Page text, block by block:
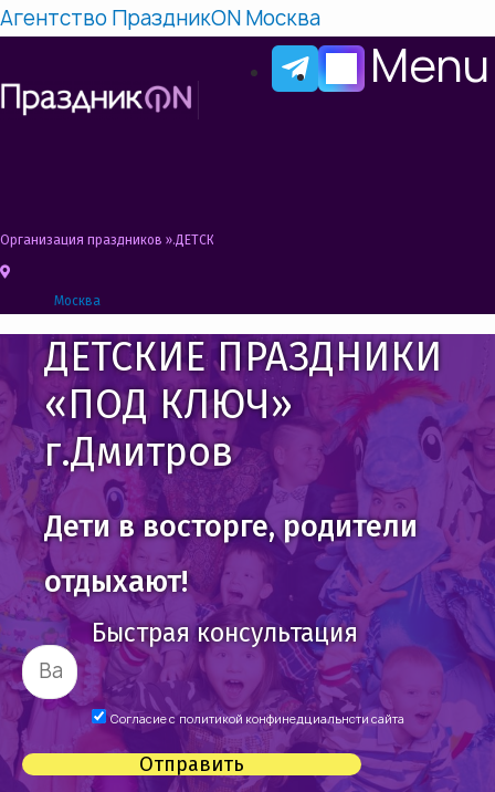
Агентство ПраздникON Москва
Menu
Организация праздников »ДЕТСКИЕ ПРАЗДНИКИ «ПОД КЛЮЧ» г. Дмитров
Москва
ДЕТСКИЕ ПРАЗДНИКИ
«ПОД КЛЮЧ»
г.Дмитров
Дети в восторге, родители
отдыхают!
Быстрая консультация
Согласие с политикой конфинедциальнсти сайта
Отправить